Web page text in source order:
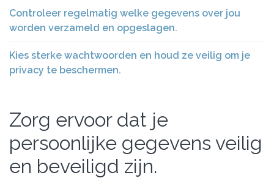
Controleer regelmatig welke gegevens over jou
worden verzameld en opgeslagen.
Kies sterke wachtwoorden en houd ze veilig om je
privacy te beschermen.
Zorg ervoor dat je
persoonlijke gegevens veilig
en beveiligd zijn.